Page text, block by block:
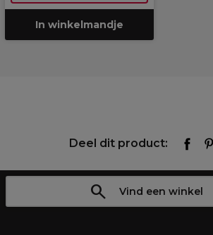
In winkelmandje
Deel dit product:
Vind een winkel